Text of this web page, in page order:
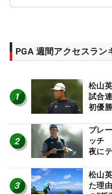
PGA 週間アクセスラン
1
松山
試合
初優勝
2
プレ
ッチ
夜に
3
松山
た理